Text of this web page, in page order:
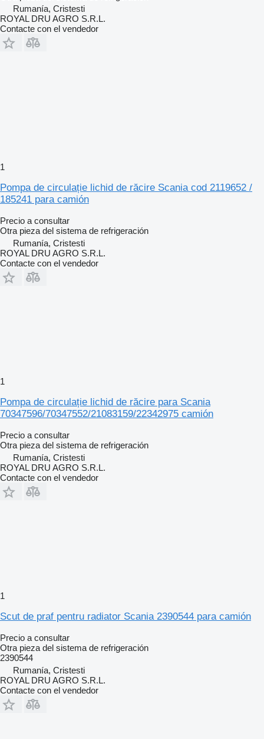
Rumanía, Cristesti
ROYAL DRU AGRO S.R.L.
Contacte con el vendedor
1
Pompa de circulație lichid de răcire Scania cod 2119652 /
185241 para camión
Precio a consultar
Otra pieza del sistema de refrigeración
Rumanía, Cristesti
ROYAL DRU AGRO S.R.L.
Contacte con el vendedor
1
Pompa de circulație lichid de răcire para Scania
70347596/70347552/21083159/22342975 camión
Precio a consultar
Otra pieza del sistema de refrigeración
Rumanía, Cristesti
ROYAL DRU AGRO S.R.L.
Contacte con el vendedor
1
Scut de praf pentru radiator Scania 2390544 para camión
Precio a consultar
Otra pieza del sistema de refrigeración
2390544
Rumanía, Cristesti
ROYAL DRU AGRO S.R.L.
Contacte con el vendedor